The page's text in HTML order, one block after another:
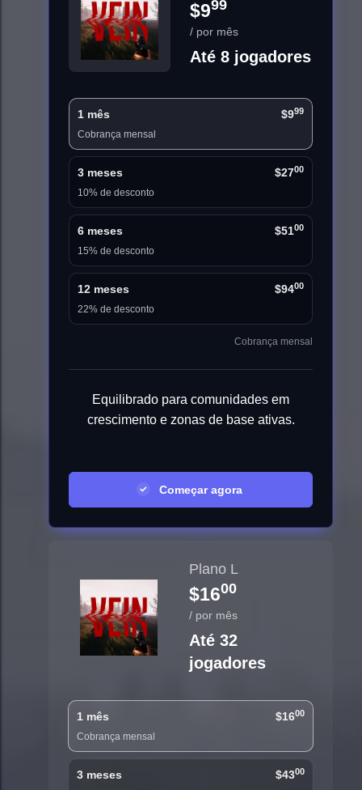
$999
/ por mês
Até 8 jogadores
1 mês $999
Cobrança mensal
3 meses $2700
10% de desconto
6 meses $5100
15% de desconto
12 meses $9400
22% de desconto
Cobrança mensal
Equilibrado para comunidades em
crescimento e zonas de base ativas.
Começar agora
Plano L
$1600
/ por mês
Até 32
jogadores
1 mês $1600
Cobrança mensal
3 meses $4300